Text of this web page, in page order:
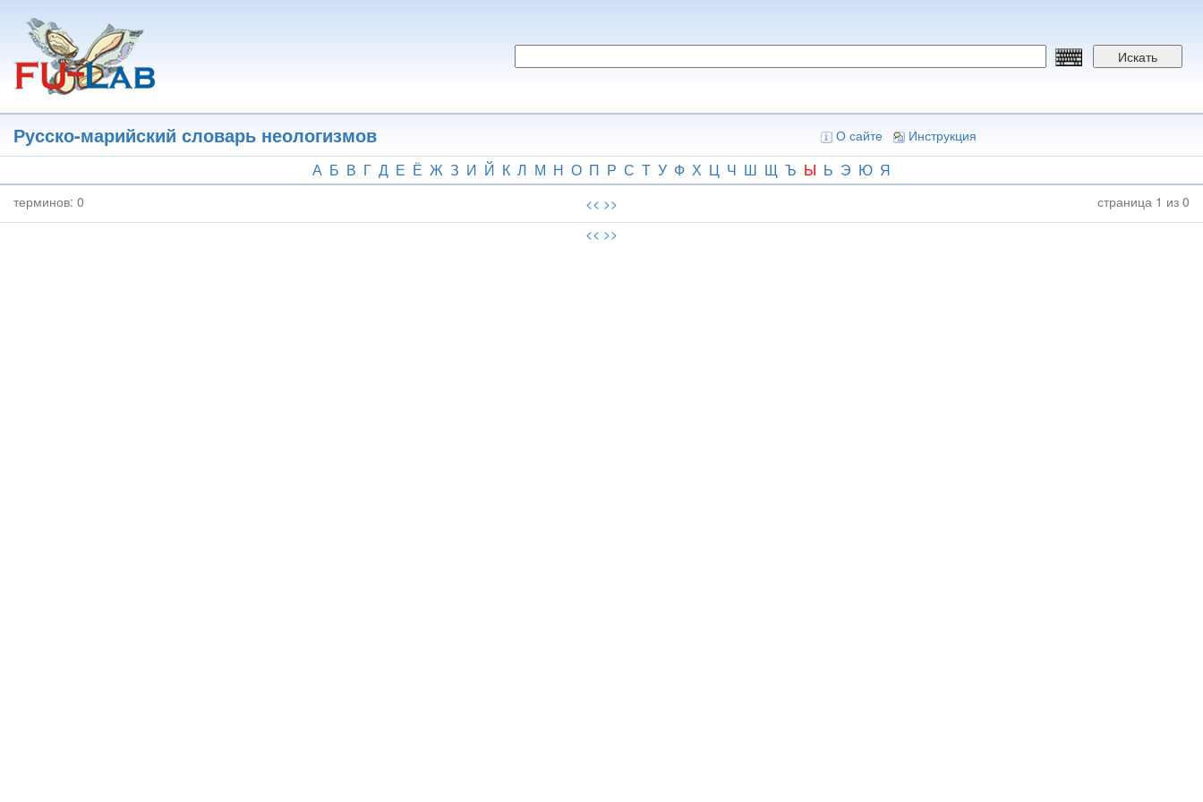
основному
содержанию
Искать
Русско-марийский словарь неологизмов О сайте Инструкция
А Б В Г Д Е Ё Ж З И Й К Л М Н О П Р С Т У Ф Х Ц Ч Ш Щ Ъ Ы Ь Э Ю Я
терминов: 0 << >>
страница 1 из 0
<< >>